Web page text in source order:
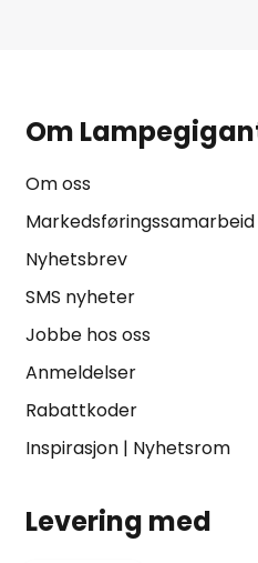
Om
Om oss
Markedsføringssamarbeid
Nyhetsbrev
SMS nyheter
Jobbe hos oss
Anmeldelser
Rabattkoder
Inspirasjon| Nyhetsrom
Levering med